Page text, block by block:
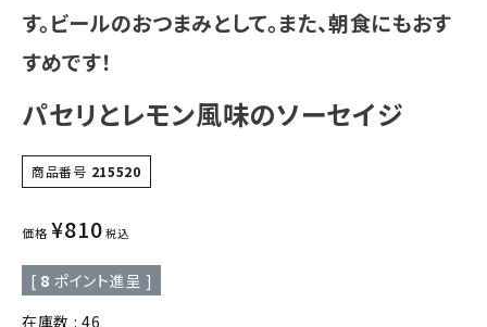
す。ビールのおつまみとして。また、朝食にもおす
すめです！
パセリとレモン風味のソーセイジ
商品番号 215520
価格 ¥810 税込
[ 8 ポイント進呈 ]
在庫数
46